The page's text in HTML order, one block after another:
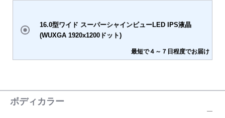
最短で４～７日程度でお届け
16.0型ワイド スーパーシャインビューLED IPS液晶
(WUXGA 1920x1200ドット)
ボディカラー